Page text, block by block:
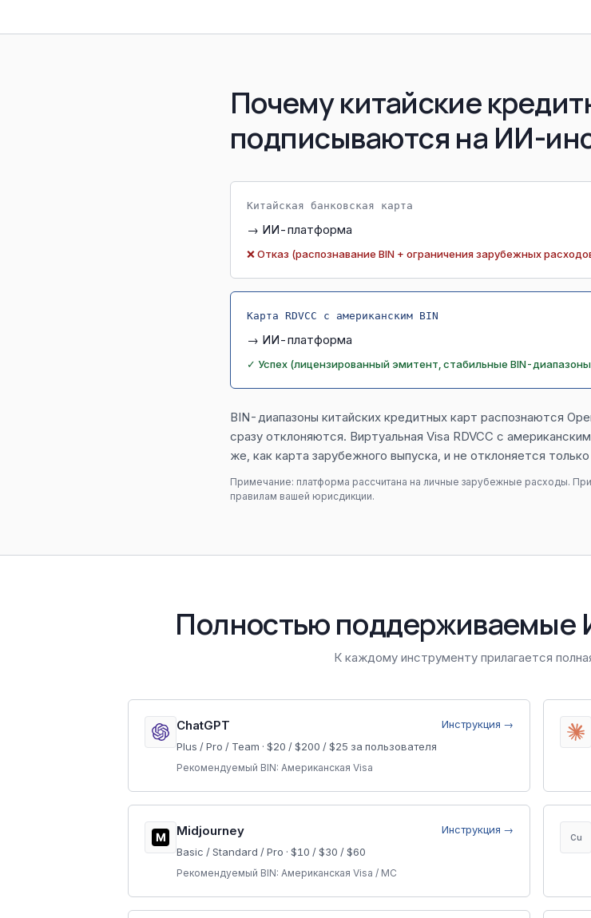
Почему китайские
подписываются на ИИ-
Китайская банковская карта
→ ИИ-платформа
❌ Отказ (распознавание BIN + ограничения зарубежных
Карта RDVCC с американским BIN
→ ИИ-платформа
✓ Успех (лицензированный эмитент, стабильные BIN-
BIN-диапазоны китайских кредитных карт распознаются
сразу отклоняются. Виртуальная Visa RDVCC с
же, как карта зарубежного выпуска, и не отклоняется
Примечание: платформа рассчитана на личные зарубежные расходы.
правилам вашей юрисдикции.
Полностью поддерживаемые
К каждому инструменту прилагается
ChatGPT
Plus / Pro / Team · $20 / $200 / $25 за пользователя
Рекомендуемый BIN: Американская Visa
Инструкция →
M Midjourney
Basic / Standard / Pro · $10 / $30 / $60
Рекомендуемый BIN: Американская Visa / MC
Инструкция →
Cu